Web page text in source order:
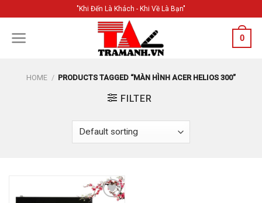
content
"Khi Đến Là Khách - Khi Về Là Bạn"
0
HOME / PRODUCTS TAGGED “MÀN HÌNH ACER HELIOS 300”
FILTER